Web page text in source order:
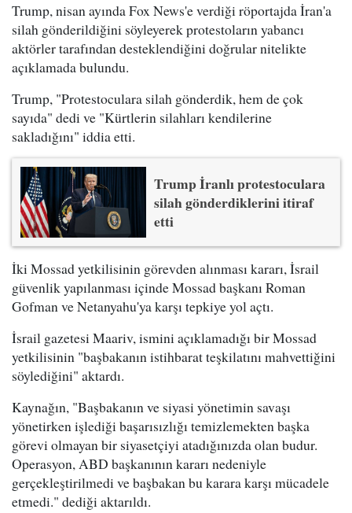
Trump, nisan ayında Fox News'e verdiği röportajda İran'a
silah gönderildiğini söyleyerek protestoların yabancı
aktörler tarafından desteklendiğini doğrular nitelikte
açıklamada bulundu.
Trump, "Protestoculara silah gönderdik, hem de çok
sayıda" dedi ve "Kürtlerin silahları kendilerine
sakladığını" iddia etti.
Trump İranlı protestoculara
silah gönderdiklerini itiraf
etti
İki Mossad yetkilisinin görevden alınması kararı, İsrail
güvenlik yapılanması içinde Mossad başkanı Roman
Gofman ve Netanyahu'ya karşı tepkiye yol açtı.
İsrail gazetesi Maariv, ismini açıklamadığı bir Mossad
yetkilisinin "başbakanın istihbarat teşkilatını mahvettiğini
söylediğini" aktardı.
Kaynağın, "Başbakanın ve siyasi yönetimin savaşı
yönetirken işlediği başarısızlığı temizlemekten başka
görevi olmayan bir siyasetçiyi atadığınızda olan budur.
Operasyon, ABD başkanının kararı nedeniyle
gerçekleştirilmedi ve başbakan bu karara karşı mücadele
etmedi." dediği aktarıldı.